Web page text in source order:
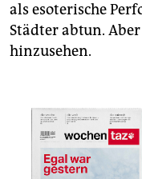
als esoterische
Städter abtun.
hinzusehen.